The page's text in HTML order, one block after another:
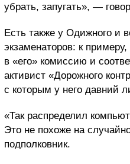
убрать, запугать», —
Есть также у Одижного и
экзаменаторов: к
в «его» комиссию и
активист «Дорожного
с которым у него давний
«Так распределил
Это не похоже на
подполковник.